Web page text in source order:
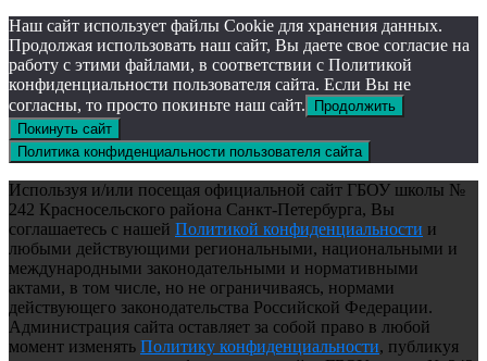
Наш сайт использует файлы Cookie для хранения данных.
Продолжая использовать наш сайт, Вы даете свое согласие на
работу с этими файлами, в соответствии с Политикой
конфиденциальности пользователя сайта. Если Вы не
согласны, то просто покиньте наш сайт.
Продолжить
Покинуть сайт
Политика конфиденциальности пользователя сайта
Используя и/или посещая официальной сайт ГБОУ школы №
242 Красносельского района Санкт-Петербурга, Вы
соглашаетесь с нашей Политикой конфиденциальности и
любыми действующими региональными, национальными и
международными законодательными и нормативными
актами, в том числе, но не ограничиваясь, нормами
действующего законодательства Российской Федерации.
Администрация сайта оставляет за собой право в любой
момент изменять Политику конфиденциальности, публикуя